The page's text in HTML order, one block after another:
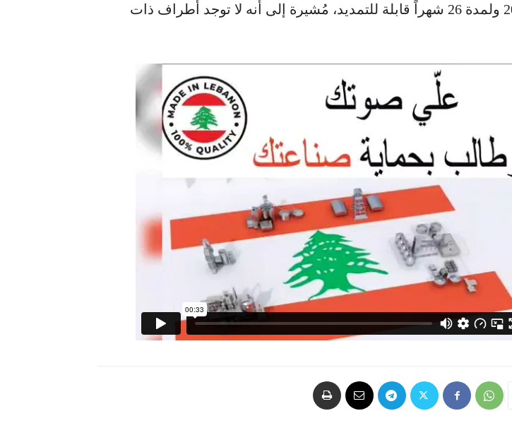
في أيلول 2019 ولمدة 26 شهراً قابلة للتمديد، مُشيرة إلى أنه لا توجد أطراف ذات